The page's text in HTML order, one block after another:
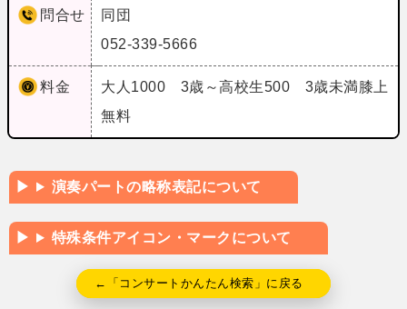
問合せ
同団
052-339-5666
料金
大人1000 3歳～高校生500 3歳未満膝上
無料
演奏パートの略称表記について
特殊条件アイコン・マークについて
←「コンサートかんたん検索」に戻る